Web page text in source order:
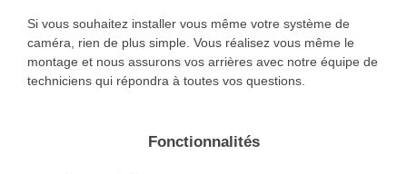
Si vous souhaitez installer vous même votre système de
caméra, rien de plus simple. Vous réalisez vous même le
montage et nous assurons vos arrières avec notre équipe de
techniciens qui répondra à toutes vos questions.
Fonctionnalités